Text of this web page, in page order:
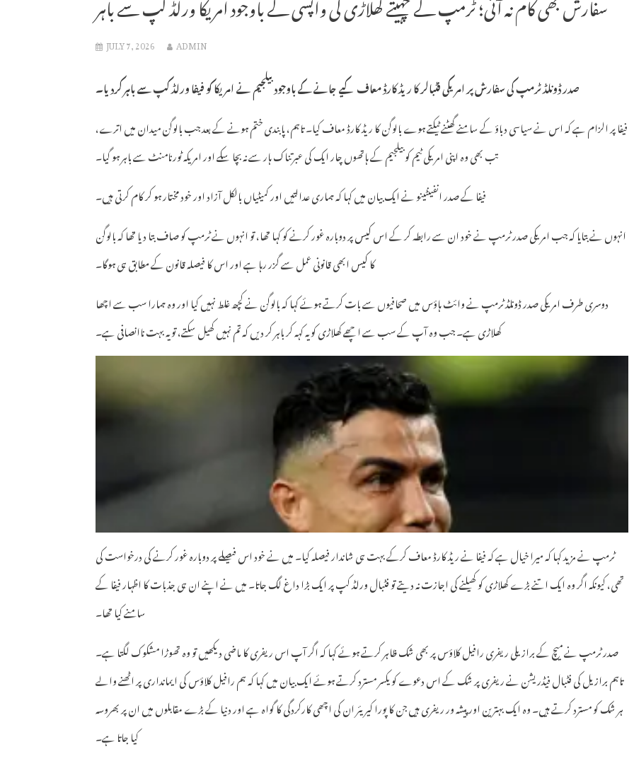
JULY 7, 2026 ADMIN
صدر ڈونلڈ ٹرمپ کی سفارش پر امریکی فٹبالر کا ریڈ کارڈ معاف کیے جانے کے باوجود بیلجیم نے امریکا کو فیفا ورلڈ کپ سے باہر کردیا۔
فیفا پر الزام ہے کہ اس نے سیاسی دباؤ کے سامنے گھٹنے ٹیکتے ہوے بالوگن کا ریڈ کارڈ معاف کیا۔ تاہم، پابندی ختم ہونے کے بعد جب بالوگن میدان میں اترے،
تب بھی وہ اپنی امریکی ٹیم کو بیلجیم کے ہاتھوں چار ایک کی عبرتناک ہار سے نہ بچا سکے اور امریکہ ٹورنامنٹ سے باہر ہو گیا۔
فیفا کے صدر انفینٹینو نے ایک بیان میں کہا کہ ہماری عدالتیں اور کمیٹیاں بالکل آزاد اور خود مختار ہو کر کام کرتی ہیں۔
انہوں نے بتایا کہ جب امریکی صدر ٹرمپ نے خود ان سے رابطہ کر کے اس کیس پر دوبارہ غور کرنے کو کہا تھا، تو انہوں نے ٹرمپ کو صاف بتا دیا تھا کہ بالوگن
کا کیس ابھی قانونی عمل سے گزر رہا ہے اور اس کا فیصلہ قانون کے مطابق ہی ہوگا۔
دوسری طرف امریکی صدر ڈونلڈ ٹرمپ نے وائٹ ہاؤس میں صحافیوں سے بات کرتے ہوئے کہا کہ بالوگن نے کچھ غلط نہیں کیا اور وہ ہمارا سب سے اچھا
کھلاڑی ہے۔ جب وہ آپ کے سب سے اچھے کھلاڑی کو یہ کہہ کر باہر کر دیں کہ تم نہیں کھیل سکتے، تو یہ بہت ناانصافی ہے۔
ٹرمپ نے مزید کہا کہ میرا خیال ہے کہ فیفا نے ریڈ کارڈ معاف کرکے بہت ہی شاندار فیصلہ کیا۔ میں نے خود اس فیصلے پر دوبارہ غور کرنے کی درخواست کی
تھی، کیونکہ اگر وہ ایک اتنے بڑے کھلاڑی کو کھیلنے کی اجازت نہ دیتے تو فٹبال ورلڈ کپ پر ایک بڑا داغ لگ جاتا۔ میں نے اپنے ان ہی جذبات کا اظہار فیفا کے
سامنے کیا تھا۔
صدر ٹرمپ نے میچ کے برازیلی ریفری رافیل کلاؤس پر بھی شک ظاہر کرتے ہوئے کہا کہ اگر آپ اس ریفری کا ماضی دیکھیں تو وہ تھوڑا مشکوک لگتا ہے۔
تاہم برازیل کی فٹبال فیڈریشن نے ریفری پر شک کے اس دعوے کو یکسر مسترد کرتے ہوئے ایک بیان میں کہا کہ ہم رافیل کلاؤس کی ایمانداری پر اٹھنے والے
ہر شک کو مسترد کرتے ہیں۔ وہ ایک بہترین اور پیشہ ور ریفری ہیں جن کا پورا کیریئر ان کی اچھی کارکردگی کا گواہ ہے اور دنیا کے بڑے مقابلوں میں ان پر بھروسہ
کیا جاتا ہے۔